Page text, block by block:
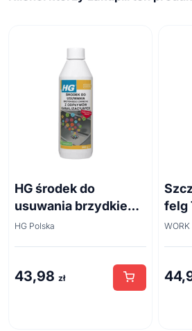
HG środek do
usuwania brzydkiego
zapachu z odpływów
HG Polska
43,98 zł
felg
WORK